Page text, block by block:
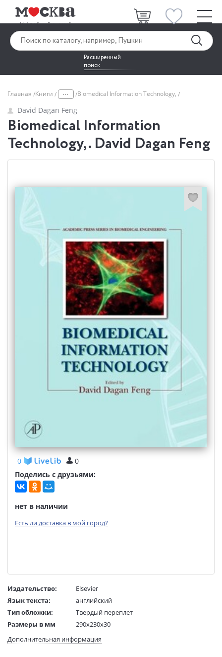
Расширенный
поиск
Главная Книги ... Biomedical Information Technology,
David Dagan Feng
Biomedical Information
Technology,. David Dagan Feng
0
0
Поделись с друзьями:
нет в наличии
Есть ли доставка в мой город?
Издательство:
Elsevier
Язык текста:
английский
Тип обложки:
Твердый переплет
Размеры в мм
290x230x30
Вес:
2 гр.
Дополнительная информация